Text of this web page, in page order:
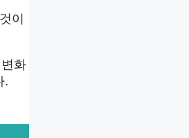
이
화
.